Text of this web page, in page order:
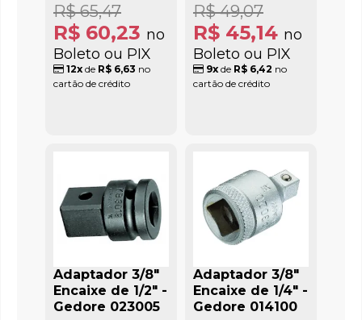
R$ 60,23 no
Boleto ou PIX
R$ 65,47
12x de R$ 6,63 no
cartão de crédito
R$ 45,14 no
Boleto ou PIX
R$ 49,07
9xde R$ 6,42 no
cartão de crédito
Adaptador 3/8"
Encaixe de 1/2" -
Gedore 023005
Adaptador 3/8"
Encaixe de 1/4" -
Gedore 014100